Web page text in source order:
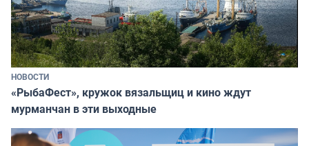
НОВОСТИ
«РыбаФест», кружок вязальщиц и кино ждут
мурманчан в эти выходные